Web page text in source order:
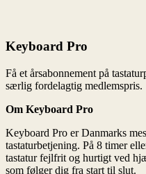
Om Keyboard Pro